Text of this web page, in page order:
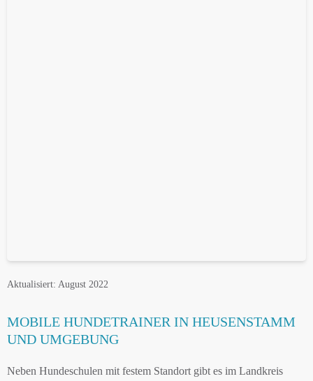
Aktualisiert: August 2022
MOBILE HUNDETRAINER IN HEUSENSTAMM
UND UMGEBUNG
Neben Hundeschulen mit festem Standort gibt es im Landkreis